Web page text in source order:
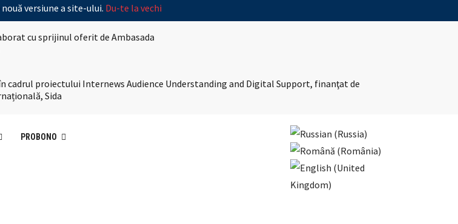
versiune a site-ului. Du-te la vechi
cu sprijinul oferit de Ambasada
cadrul proiectului Internews Audience Understanding and Digital Support, finanţat de
Sida
PROBONO